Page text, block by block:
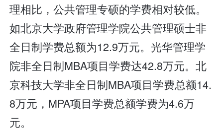
理相比，公共管理专硕的学费相对较低。
如北京大学政府管理学院公共管理硕士非
全日制学费总额为12.9万元。光华管理学
院非全日制MBA项目学费达42.8万元。北
京科技大学非全日制MBA项目学费总额14.
8万元，MPA项目学费总额学费为4.6万
元。